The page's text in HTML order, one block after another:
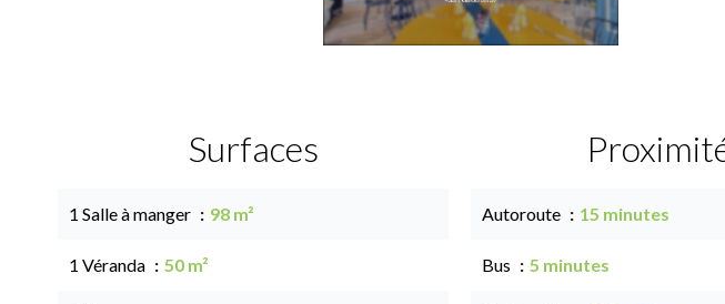
Surfaces
1 Salle à manger 98 m²
1 Véranda 50 m²
Autoroute 15 minutes
Bus 5 minutes